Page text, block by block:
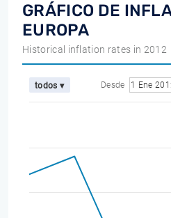
GRÁFICO DE
EUROPA
Historical inflation rates in 2012
todos ▾ Desde 1 Ene